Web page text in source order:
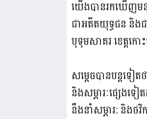
យើងបានរកឃើញ
ជាអតីតយុទ្ធជន និង
បុទុមសាគរ ខេត្តកោ
សម្តេចបានបន្តទៀ
និងសម្ភារៈផ្សេង
នឹងនាំសម្ភារ: និងថ